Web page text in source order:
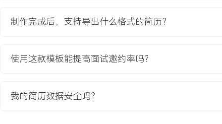
数据知识辅助新客户建模，将新客营销活动的转化率预测误差降低了
4.推动算法服务的工程化与平台化，主导设计并实现了模型在线服务
项目业绩：
2.通过自动化策略推荐，核心客户营销活动的平均转化率提升
制作完成后，支持导出什么格式的简历？
使用这款模板能提高面试邀约率吗？
我的简历数据安全吗？